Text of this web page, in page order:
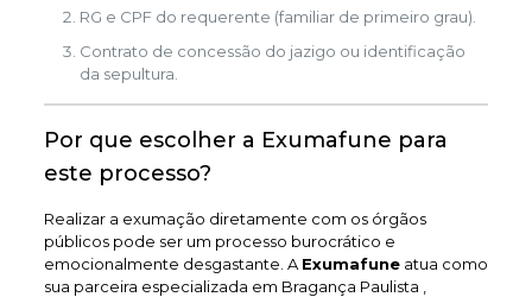
RG e CPF do requerente (familiar de primeiro grau).
Contrato de concessão do jazigo ou identificação
da sepultura.
Por que escolher a Exumafune para
este processo?
Realizar a exumação diretamente com os órgãos
públicos pode ser um processo burocrático e
emocionalmente desgastante. A Exumafuneatua como
sua parceira especializada em Bragança Paulista ,